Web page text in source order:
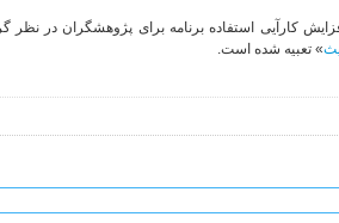
کارآیی استفاده برنامه برای پژوهشگران در
» تعبیه شده است.